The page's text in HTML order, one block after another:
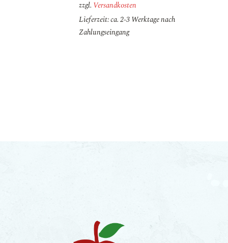
zzgl. Versandkosten
Lieferzeit: ca. 2-3 Werktage nach
Zahlungseingang